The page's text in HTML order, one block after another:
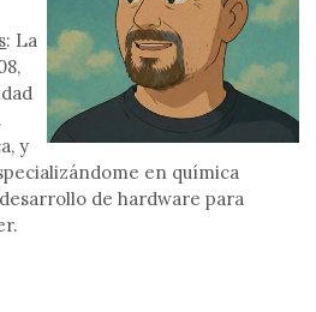
: La
y
en química
de hardware para